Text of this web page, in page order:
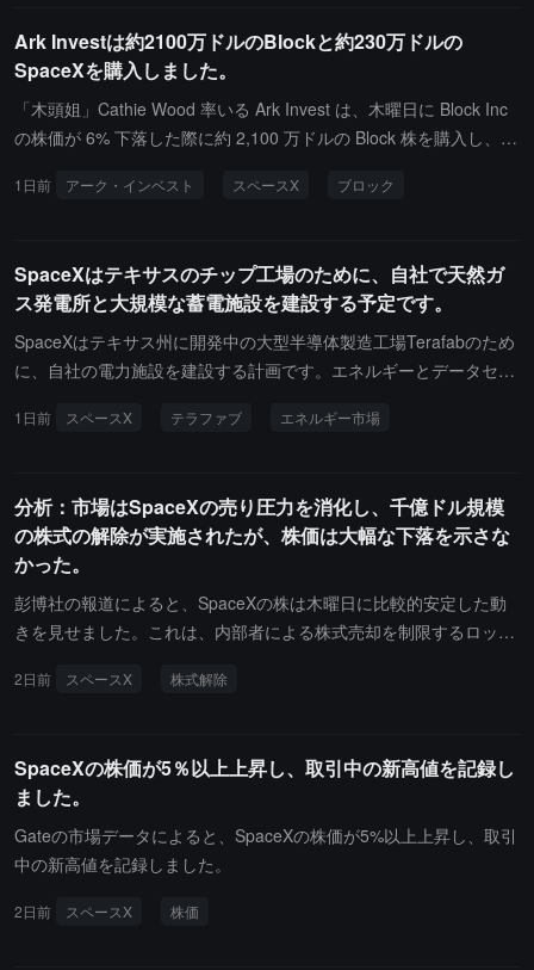
スのままであると予想しています。彼らは、2026年のフリーキャッ
シュフローが-436億ドル、2027年が-454億ドル、2028年が-374億
ドルになると予想しています。
Ark Investは約2100万ドルのBlockと約230万ドルの
SpaceXを購入しました。
「木頭姐」Cathie Wood 率いる Ark Invest は、木曜日に Block Inc
の株価が 6% 下落した際に約 2,100 万ドルの Block 株を購入し、同
タによると、SpaceX は木曜日に 6% 以上反発し、前日には 13%
1日前 アーク・インベスト スペースX ブロック
SpaceXはテキサスのチップ工場のために、自社で天然ガ
ス発電所と大規模な蓄電施設を建設する予定です。
SpaceXはテキサス州に開発中の大型半導体製造工場Terafabのため
に、自社の電力施設を建設する計画です。エネルギーとデータセン
ために、ガス発電所と大規模なバッテリーアレイを建設すると述べ
1日前 スペースX テラファブ エネルギー市場
分析：市場はSpaceXの売り圧力を消化し、千億ドル規模
の株式の解除が実施されたが、株価は大幅な下落を示さな
かった。
彭博社の報道によると、SpaceXの株は木曜日に比較的安定した動
きを見せました。これは、内部者による株式売却を制限するロック
の株式が解除されたためで、現在の評価に基づくとその価値は約10
よる潜在的な売却圧力を消化しています。開盤後30分間の取引量は
約9300万株に達し、前日の全取引量の約40%を占めました。この株
式解除は、SpaceXが初めて財務報告を発表した後に発生しまし
た。それ以前、投資家は同社の人工知能事業への投資規模が予想を
た。しかし、大多数のウォール街のアナリストは、同社に対する長
2日前 スペースX 株式解除
SpaceXの株価が5％以上上昇し、取引中の新高値を記録し
ました。
Gateの市場データによると、SpaceXの株価が5%以上上昇し、取引
中の新高値を記録しました。
2日前 スペースX 株価